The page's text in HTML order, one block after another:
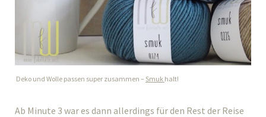
Deko und Wolle passen super zusammen – Smuk halt!
Ab Minute 3 war es dann allerdings für den Rest der Reise